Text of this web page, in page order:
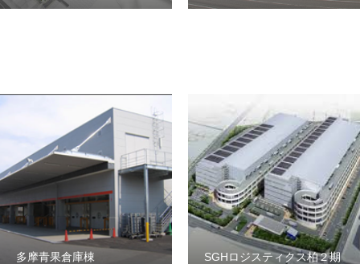
多摩青果倉庫棟 SGHロジスティクス柏２期